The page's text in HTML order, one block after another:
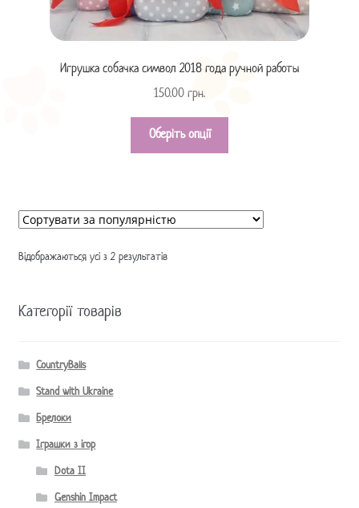
Игрушка собачка символ 2018 года ручной работы
150.00 грн.
Оберіть опції
Відображаються усі з 2 результатів
Категорії товарів
CountryBalls
Stand with Ukraine
Брелоки
Іграшки з ігор
Dota II
Genshin Impact